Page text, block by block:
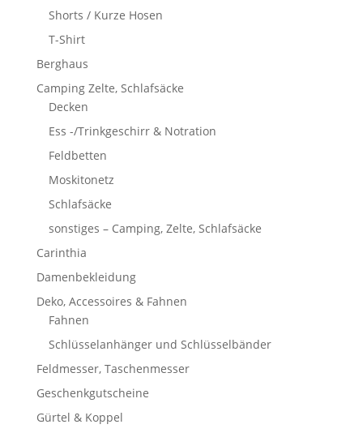
Shorts / Kurze Hosen
T-Shirt
Berghaus
Camping Zelte, Schlafsäcke
Decken
Ess -/Trinkgeschirr & Notration
Feldbetten
Moskitonetz
Schlafsäcke
sonstiges – Camping, Zelte, Schlafsäcke
Carinthia
Damenbekleidung
Deko, Accessoires & Fahnen
Fahnen
Schlüsselanhänger und Schlüsselbänder
Feldmesser, Taschenmesser
Geschenkgutscheine
Gürtel & Koppel